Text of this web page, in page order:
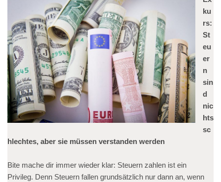
ku
rs:
St
eu
er
n
sin
d
nic
hts
sc
hlechtes, aber sie müssen verstanden werden
Bite mache dir immer wieder klar: Steuern zahlen ist ein
Privileg. Denn Steuern fallen grundsätzlich nur dann an, wenn